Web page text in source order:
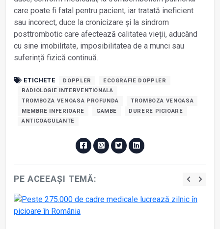
care poate fi fatal pentru pacient, iar tratată ineficient
sau incorect, duce la cronicizare și la sindrom
posttrombotic care afectează calitatea vieții, aducând
cu sine imobilitate, imposibilitatea de a munci sau
suferință fizică continuă.
ETICHETE DOPPLER
ECOGRAFIE DOPPLER
RADIOLOGIE INTERVENTIONALA
TROMBOZA VENOASA PROFUNDA
TROMBOZA VENOASA
MEMBRE INFERIOARE
GAMBE
DURERE PICIOARE
ANTICOAGULANTE
PE ACEEAȘI TEMĂ: